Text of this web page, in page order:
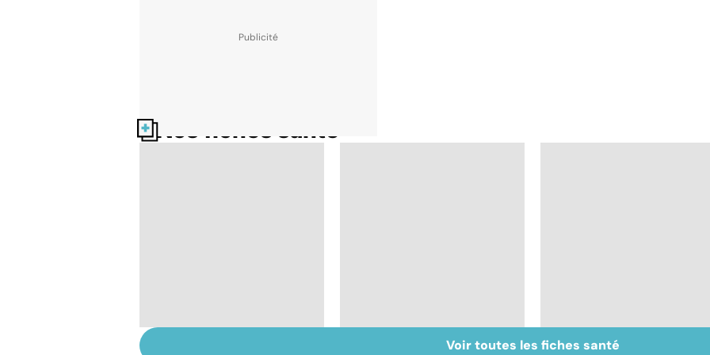
Nos fiches santé
Voir toutes les fiches santé